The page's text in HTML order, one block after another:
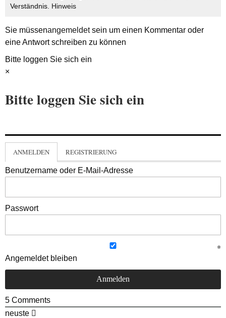
Verständnis. Hinweis
Sie müssenangemeldetsein um einen Kommentar oder
eine Antwort schreiben zu können
Bitte loggen Sie sich ein
×
Bitte loggen Sie sich ein
ANMELDEN REGISTRIERUNG
Benutzername oder E-Mail-Adresse
Passwort
Angemeldet bleiben
5 Comments
neuste